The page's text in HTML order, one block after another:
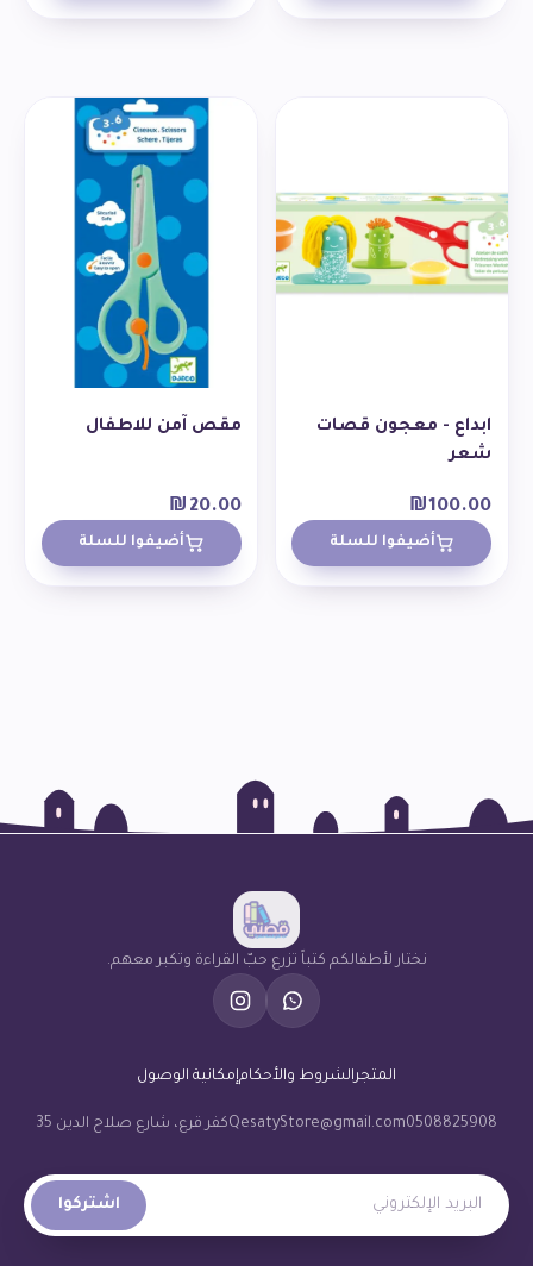
ابداع - معجون قصات
شعر
₪100.00
أضيفوا للسلة
مقص آمن للاطفال
₪ 20.00
أضيفوا للسلة
نختار لأطفالكم كتباً تزرع حبّ القراءة وتكبر معهم.
المتجر الشروط والأحكامإمكانية الوصول
0508825908
QesatyStore@gmail.comكفر قرع، شارع صلاح الدين 35
البريد الإلكتروني
اشتركوا